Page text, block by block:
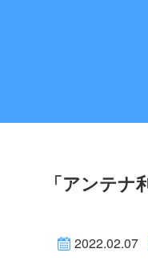
「アンテ
2022.02.07